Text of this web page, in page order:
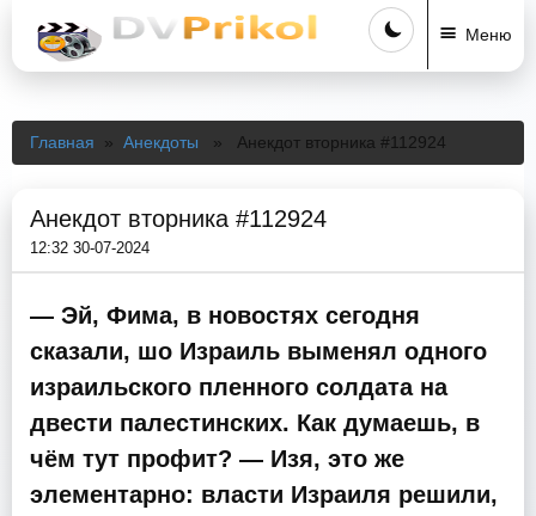
Меню
Главная » Анекдоты » Анекдот вторника #112924
Анекдот вторника #112924
12:32 30-07-2024
— Эй, Фима, в новостях сегодня
сказали, шо Израиль выменял одного
израильского пленного солдата на
двести палестинских. Как думаешь, в
чём тут профит? — Изя, это же
элементарно: власти Израиля решили,